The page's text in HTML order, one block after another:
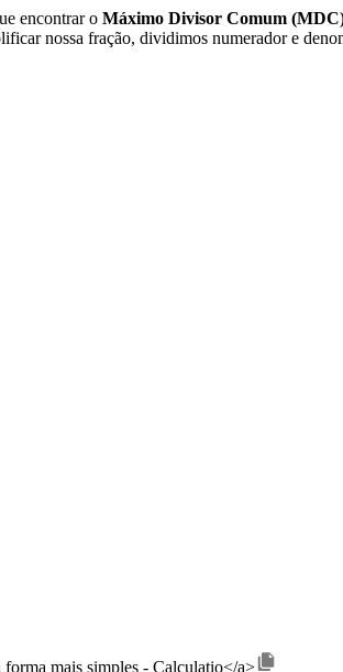
encontrar o Máximo Divisor Comum (MDC)
nossa fração, dividimos numerador e
mais simples - Calculatio</a>